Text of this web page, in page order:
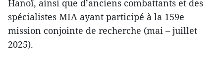
Hanoï, ainsi que d’anciens combattants et des
spécialistes MIA ayant participé à la 159e
mission conjointe de recherche (mai – juillet
2025).